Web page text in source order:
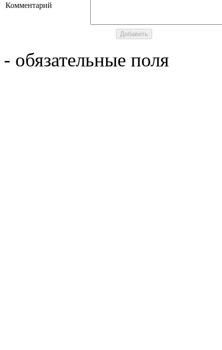
Комментарий
- обязательные поля